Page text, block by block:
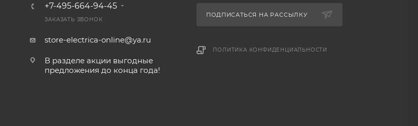
+7-495-664-94-45
ЗАКАЗАТЬ ЗВОНОК
store-electrica-online@ya.ru
В разделе акции выгодные
предложения до конца года!
ПОДПИСАТЬСЯ НА РАССЫЛКУ
ПОЛИТИКА КОНФИДЕНЦИАЛЬНОСТИ